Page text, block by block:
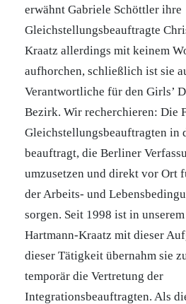
erwähnt Gabriele Schöttler ihre
Gleichstellungsbeauftragte
Kraatz allerdings mit keinem
aufhorchen, schließlich ist sie
Verantwortliche für den Girls’
Bezirk. Wir recherchieren: Die
Gleichstellungsbeauftragten in
beauftragt, die Berliner
umzusetzen und direkt vor Ort
der Arbeits- und
sorgen. Seit 1998 ist in
Hartmann-Kraatz mit dieser
dieser Tätigkeit übernahm sie
temporär die Vertretung der
Integrationsbeauftragten. Als